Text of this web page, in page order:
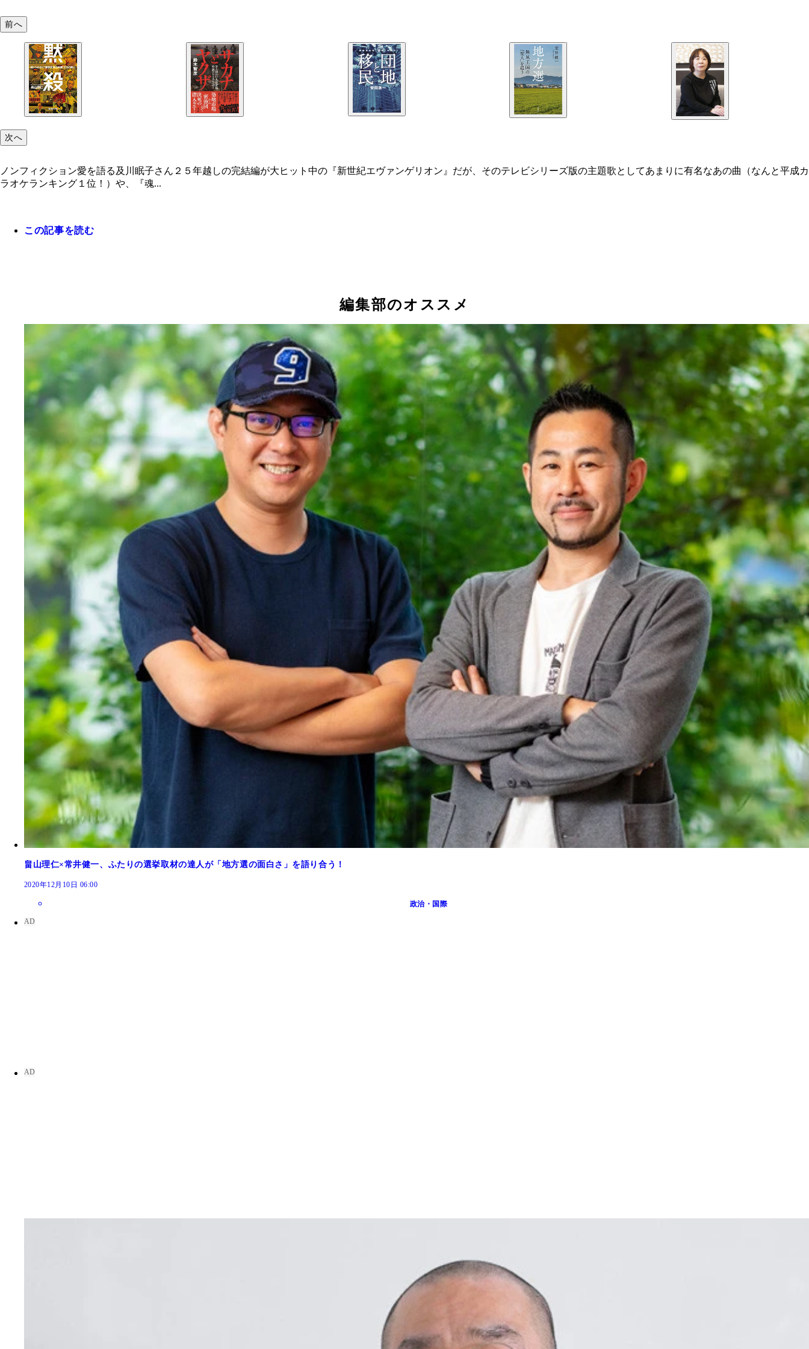
前へ
次へ
ノンフィクション愛を語る及川眠子さん２５年越しの完結編が大ヒット中の『新世紀エヴァンゲリオン』だが、そのテレビシリーズ版の主題歌としてあまりに有名なあの曲（なんと平成カ
ラオケランキング１位！）や、『魂...
この記事を読む
編集部のオススメ
畠山理仁×常井健一、ふたりの選挙取材の達人が「地方選の面白さ」を語り合う！
2020年12月10日 06:00
政治・国際